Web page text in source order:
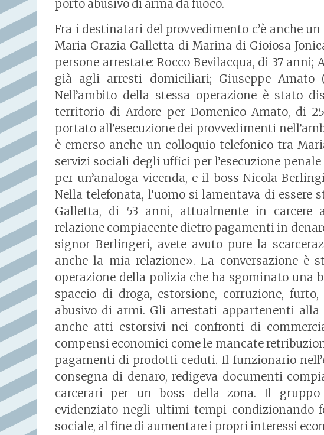
porto abusivo di arma da fuoco.
Fra i destinatari del provvedimento c’è anche
Maria Grazia Galletta di Marina di Gioiosa
persone arrestate: Rocco Bevilacqua, di 37 anni;
già agli arresti domiciliari; Giuseppe Amato
Nell’ambito della stessa operazione è stato
territorio di Ardore per Domenico Amato, di
portato all’esecuzione dei provvedimenti
è emerso anche un colloquio telefonico tra
servizi sociali degli uffici per l’esecuzione
per un’analoga vicenda, e il boss Nicola
Nella telefonata, l’uomo si lamentava di essere
Galletta, di 53 anni, attualmente in carcere
relazione compiacente dietro pagamenti in
signor Berlingeri, avete avuto pure la
anche la mia relazione». La conversazione è
operazione della polizia che ha sgominato una
spaccio di droga, estorsione, corruzione,
abusivo di armi. Gli arrestati appartenenti alla
anche atti estorsivi nei confronti di
compensi economici come le mancate
pagamenti di prodotti ceduti. Il funzionario
consegna di denaro, redigeva documenti
carcerari per un boss della zona. Il
evidenziato negli ultimi tempi condizionando
sociale, al fine di aumentare i propri interessi